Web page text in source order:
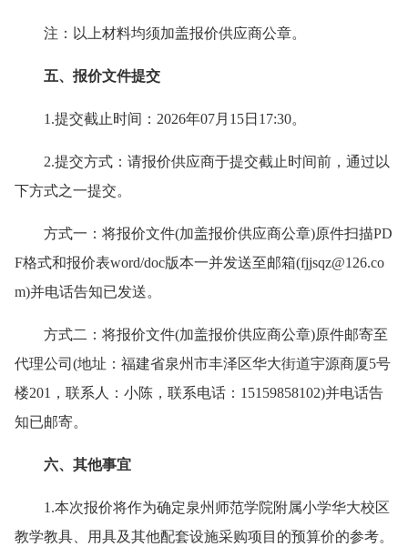
注：以上材料均须加盖报价供应商公章。
五、报价文件提交
1.提交截止时间：2026年07月 15日 17:30。
2.提交方式： 请报价供应商于提交截止时间前，通过以
下方式之一提交。
方式一 ： 将报价文件(加盖报价供应商公章)原件扫描PD
F格式和报价表word/doc版本一并发送至邮箱(fjjsqz@126.co
m)并电话告知已发送。
方式二 ： 将报价文件(加盖报价供应商公章)原件邮寄至
代理公司(地址：福建省泉州市丰泽区华大街道宇源商厦5号
楼201，联系人：小陈，联系电话：15159858102)并电话告
知已邮寄。
六、其他事宜
1.本次报价将作为确定泉州师范学院附属小学华大校区
教学教具、用具及其他配套设施采购项目 的预算价的参考。